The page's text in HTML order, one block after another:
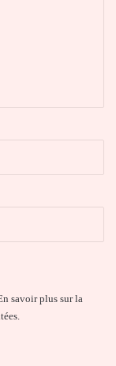
savoir plus sur la
.